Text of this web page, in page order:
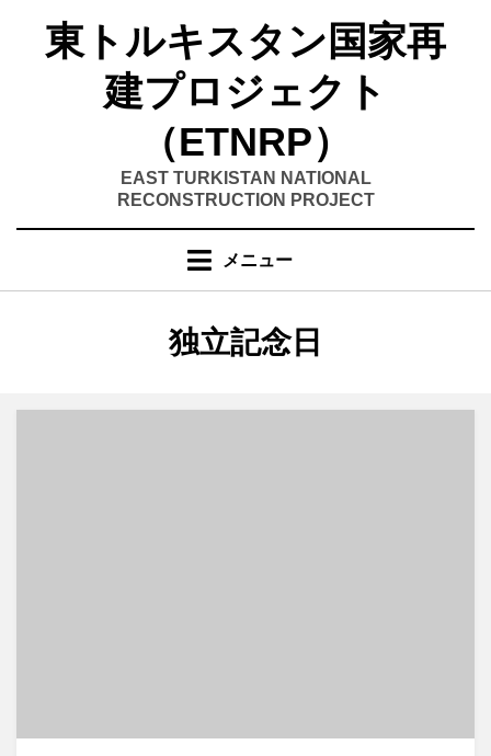
東トルキスタン国家再
建プロジェクト
（ETNRP）
EAST TURKISTAN NATIONAL
RECONSTRUCTION PROJECT
メニュー
カテゴリー
:
独立記念日